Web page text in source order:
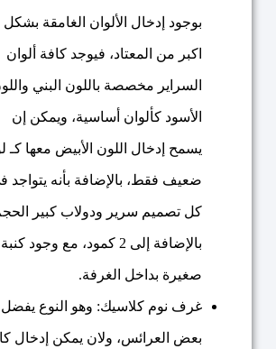
بوجود إدخال الألوان الغامقة بشكل
اكبر من المعتاد، فيوجد كافة ألوان
السراير مخصصة باللون البني
الأسود كألوان أساسية، ويمكن إن
يسمح إدخال اللون الأبيض معها كـ
ضعيف فقط، بالإضافة بأنه يتواجد
كل تصميم سرير ودولاب كبير
بالإضافة إلى 2 كمود، مع وجود كنبة
صغيرة بداخل الغرفة.
غرف نوم كلاسيك: وهو النوع يفضل
بعض العرائس، ولان يمكن إدخال